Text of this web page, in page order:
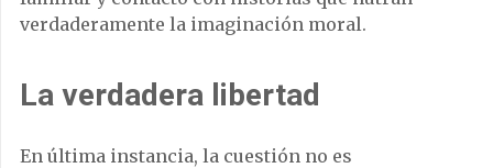
verdaderamente la imaginación moral.
La verdadera libertad
En última instancia, la cuestión no es